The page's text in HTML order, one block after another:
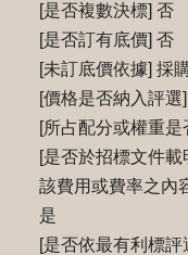
[是否複數決標] 否
[是否訂有底價] 否
[未訂底價依據] 採
[價格是否納入評選
[所占配分或權重
[是否於招標文件
該費用或費率之內
是
[是否依最有利標